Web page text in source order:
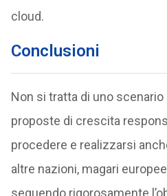
cloud.
Conclusioni
Non si tratta di uno scenario
proposte di crescita
procedere e realizzarsi
altre nazioni, magari
seguendo rigorosamente